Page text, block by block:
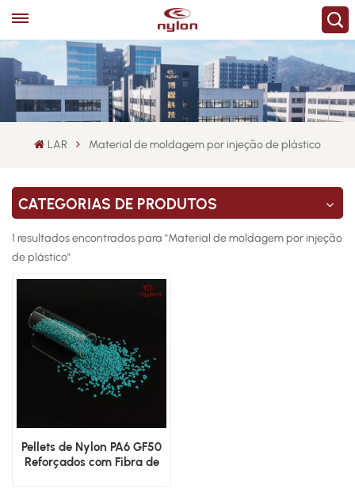
LAR Material de moldagem por injeção de plástico
CATEGORIAS DE PRODUTOS
1 resultados encontrados para "Material de moldagem por injeção
de plástico"
Pellets de Nylon PA6 GF50
Reforçados com Fibra de